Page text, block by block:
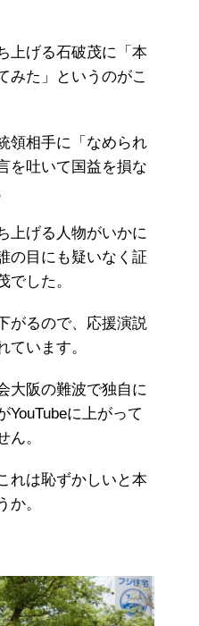
上げる石破茂に「本
みた」というのがこ
領相手に「なめられ
を吐いて国益を損な
上げる人物がいかに
の目にも疑いなく証
でした。
がるので、応援演説
ています。
大阪の難波で独自に
YouTubeに上がって
ん。
れは恥ずかしいと本
か。